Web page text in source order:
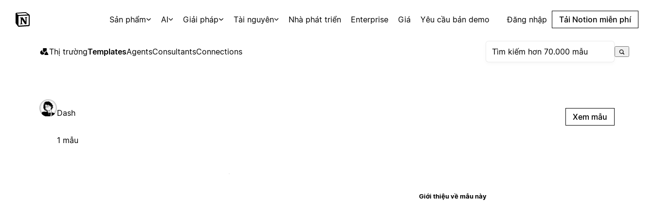
Sản phẩm AI Giải pháp Tài nguyên Nhà phát triển Enterprise Giá Yêu cầu bản demo Đăng nhập Tải Notion miễn phí
Thị trườngTemplatesAgentsConsultantsConnections
Dash
1 mẫu
Xem mẫu
Giới thiệu về mẫu này